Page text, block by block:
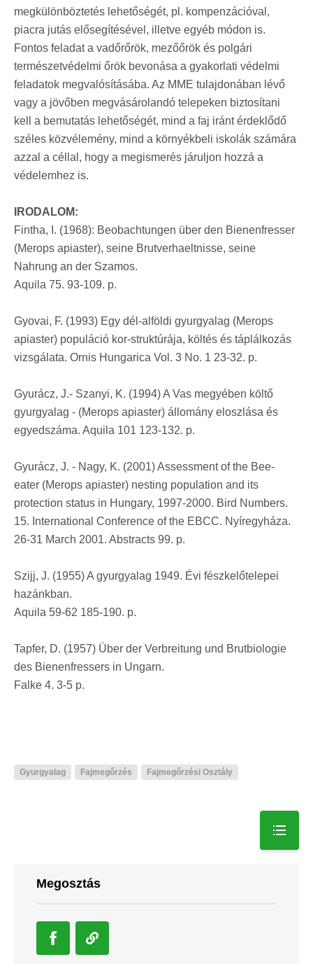
megkülönböztetés lehetőségét, pl. kompenzációval,
piacra jutás elősegítésével, illetve egyéb módon is.
Fontos feladat a vadőrőrök, mezőőrök és polgári
természetvédelmi őrök bevonása a gyakorlati védelmi
feladatok megvalósításába. Az MME tulajdonában lévő
vagy a jövőben megvásárolandó telepeken biztosítani
kell a bemutatás lehetőségét, mind a faj iránt érdeklődő
széles közvélemény, mind a környékbeli iskolák számára
azzal a céllal, hogy a megismerés járuljon hozzá a
védelemhez is.
IRODALOM:
Fintha, I. (1968): Beobachtungen über den Bienenfresser
(Merops apiaster), seine Brutverhaeltnisse, seine
Nahrung an der Szamos.
Aquila 75. 93-109. p.
Gyovai, F. (1993) Egy dél-alföldi gyurgyalag (Merops
apiaster) populáció kor-struktúrája, költés és táplálkozás
vizsgálata. Ornis Hungarica Vol. 3 No. 1 23-32. p.
Gyurácz, J.- Szanyi, K. (1994) A Vas megyében költő
gyurgyalag - (Merops apiaster) állomány eloszlása és
egyedszáma. Aquila 101 123-132. p.
Gyurácz, J. - Nagy, K. (2001) Assessment of the Bee-
eater (Merops apiaster) nesting population and its
protection status in Hungary, 1997-2000. Bird Numbers.
15. International Conference of the EBCC. Nyíregyháza.
26-31 March 2001. Abstracts 99. p.
Szijj, J. (1955) A gyurgyalag 1949. Évi fészkelőtelepei
hazánkban.
Aquila 59-62 185-190. p.
Tapfer, D. (1957) Über der Verbreitung und Brutbiologie
des Bienenfressers in Ungarn.
Falke 4. 3-5 p.
Gyurgyalag Fajmegőrzés Fajmegőrzési Osztály
Megosztás